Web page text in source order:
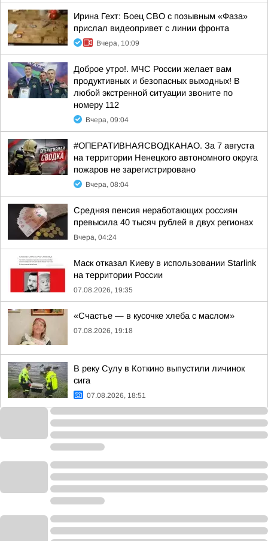
Ирина Гехт: Боец СВО с позывным «Фаза»
прислал видеопривет с линии фронта
Вчера, 10:09
Доброе утро!. МЧС России желает вам
продуктивных и безопасных выходных! В
любой экстренной ситуации звоните по
номеру 112
Вчера, 09:04
#ОПЕРАТИВНАЯСВОДКАНАО. За 7 августа
на территории Ненецкого автономного округа
пожаров не зарегистрировано
Вчера, 08:04
Средняя пенсия неработающих россиян
превысила 40 тысяч рублей в двух регионах
Вчера, 04:24
Маск отказал Киеву в использовании Starlink
на территории России
07.08.2026, 19:35
«Счастье — в кусочке хлеба с маслом»
07.08.2026, 19:18
В реку Сулу в Коткино выпустили личинок
сига
07.08.2026, 18:51